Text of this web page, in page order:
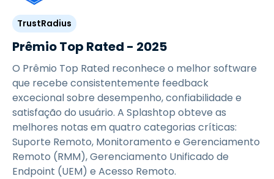
TrustRadius
Prêmio Top Rated - 2025
O Prêmio Top Rated reconhece o melhor software
que recebe consistentemente feedback
excecional sobre desempenho, confiabilidade e
satisfação do usuário. A Splashtop obteve as
melhores notas em quatro categorias críticas:
Suporte Remoto, Monitoramento e Gerenciamento
Remoto (RMM), Gerenciamento Unificado de
Endpoint (UEM) e Acesso Remoto.